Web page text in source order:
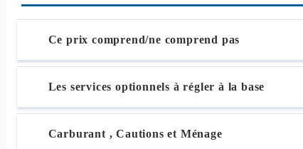
Ce prix comprend/ne comprend pas
Les services optionnels à régler à la base
Carburant , Cautions et Ménage